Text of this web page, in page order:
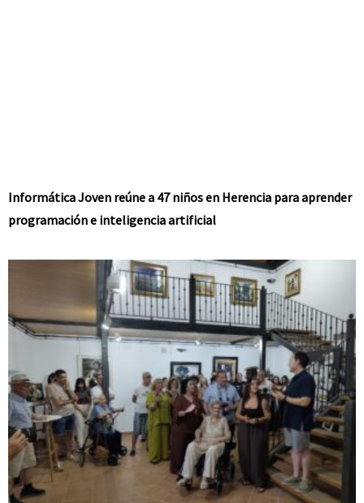
Informática Joven reúne a 47 niños en Herencia para aprender
programación e inteligencia artificial